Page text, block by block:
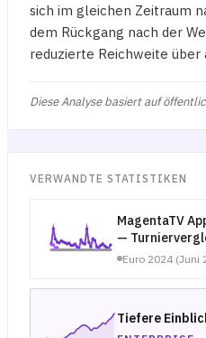
sich im gleichen Zeitraum
dem Rückgang nach der
reduzierte Reichweite
Diese Analyse basiert auf
VERWANDTE STATISTIKEN
MagentaTV
—
Euro 2024 (Juni
Tiefere